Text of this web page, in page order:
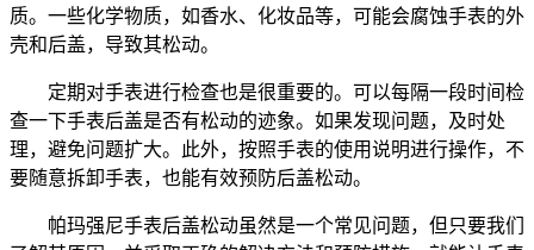
质。一些化学物质，如香水、化妆品等，可能会腐蚀手表的外
壳和后盖，导致其松动。
定期对手表进行检查也是很重要的。可以每隔一段时间检
查一下手表后盖是否有松动的迹象。如果发现问题，及时处
理，避免问题扩大。此外，按照手表的使用说明进行操作，不
要随意拆卸手表，也能有效预防后盖松动。
帕玛强尼手表后盖松动虽然是一个常见问题，但只要我们